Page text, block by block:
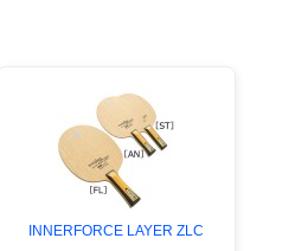
INNERFORCE LAYER ZLC